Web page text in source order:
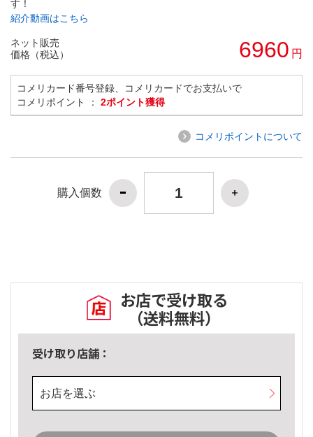
す！
紹介動画はこちら
ネット販売
価格（税込）
6960 円
コメリカード番号登録、コメリカードでお支払いで
コメリポイント ： 2ポイント獲得
コメリポイントについて
購入個数
お店で受け取る
（送料無料）
受け取り店舗：
お店を選ぶ